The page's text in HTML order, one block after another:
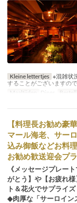
Kleine lettertjes ※混雑状
することがございますの
Maaltijden
Diner
【料理長お勧め豪
マール海老、サー
込み御飯などお料
お勧め歓送迎会プ
《メッセージプレー
がとう】や【お疲れ
ト＆花火でサプライ
◆肉厚な「サーロイン